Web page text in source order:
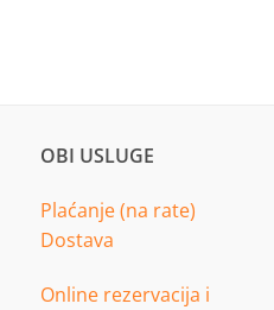
OBI USLUGE
Plaćanje (na rate)
Dostava
Online rezervacija i